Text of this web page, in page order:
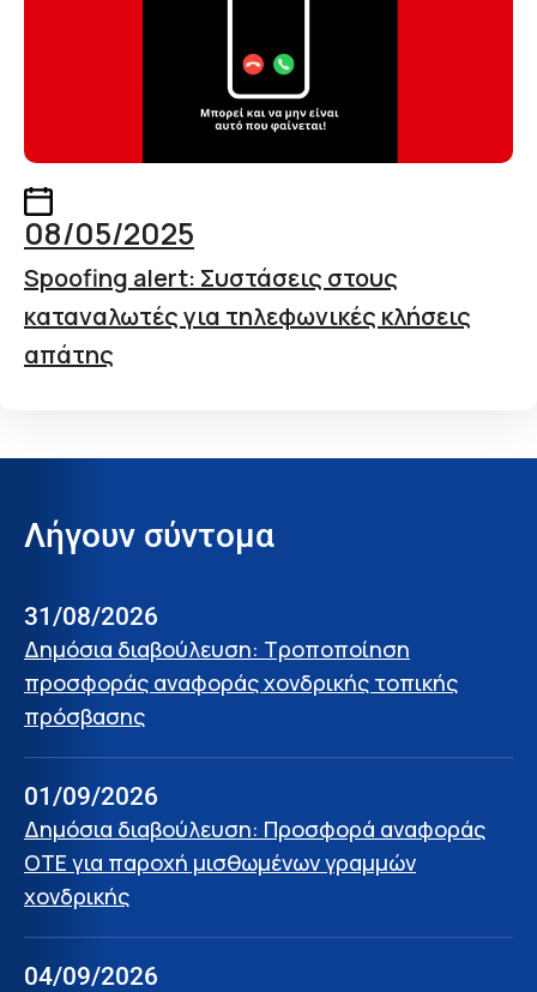
08/05/2025
Spoofing alert: Συστάσεις στους
καταναλωτές για τηλεφωνικές κλήσεις
απάτης
Λήγουν σύντομα
31/08/2026
Δημόσια διαβούλευση: Τροποποίηση
προσφοράς αναφοράς χονδρικής τοπικής
πρόσβασης
01/09/2026
Δημόσια διαβούλευση: Προσφορά αναφοράς
ΟΤΕ για παροχή μισθωμένων γραμμών
χονδρικής
04/09/2026